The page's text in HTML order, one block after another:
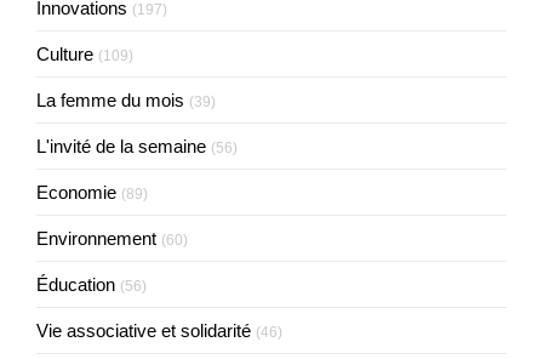
Innovations (197)
Culture (109)
La femme du mois (39)
L'invité de la semaine (56)
Economie (89)
Environnement (60)
Éducation (56)
Vie associative et solidarité (46)